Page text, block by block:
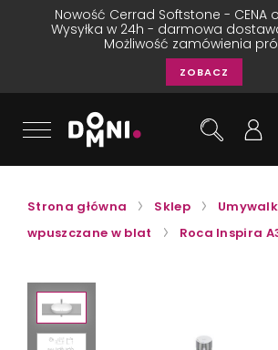
Nowość Cerrad Softstone - CENA
Wysyłka w 24h - darmowa
Możliwość zamówienia
ZOBACZ
Strona główna Sklep
wpuszczane w blat
Roca Inspira